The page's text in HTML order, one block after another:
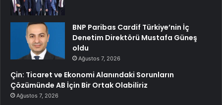
BNP Paribas Cardif Türkiye’nin İç
Denetim Direktörü Mustafa Güneş
oldu
Ağustos 7, 2026
Çin: Ticaret ve Ekonomi Alanındaki Sorunların
Çözümünde AB İçin Bir Ortak Olabiliriz
Ağustos 7, 2026